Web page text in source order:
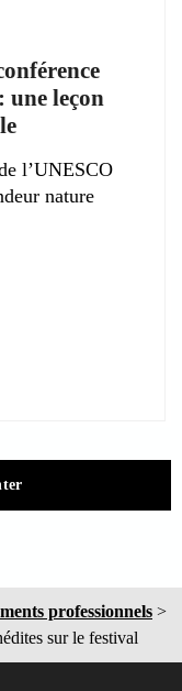
leçon
l’UNESCO
nature
professionnels >
sur le festival